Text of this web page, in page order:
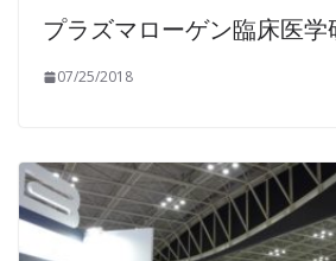
プラズマローゲン臨床医学
07/25/2018